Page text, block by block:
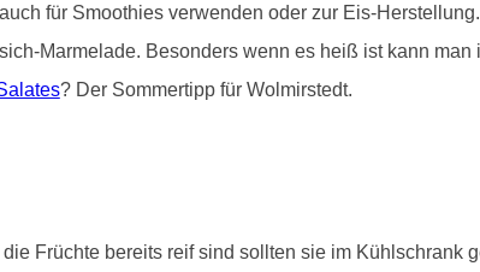
für Smoothies verwenden oder zur Eis-
Marmelade. Besonders wenn es heiß ist kann man
? Der Sommertipp für Wolmirstedt.
Früchte bereits reif sind sollten sie im Kühlschrank